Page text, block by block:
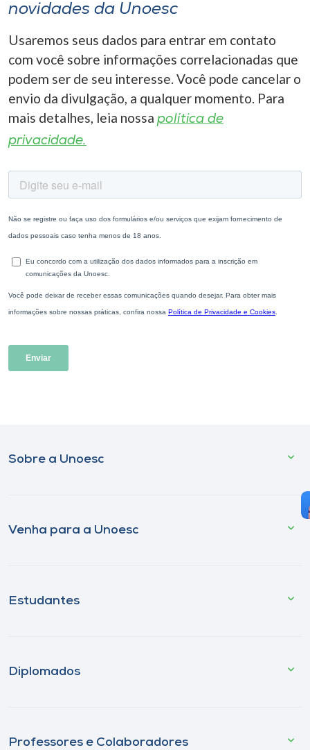
A-
novidades da Unoesc
Usaremos seus dados para entrar em contato
com você sobre informações correlacionadas que
podem ser de seu interesse. Você pode cancelar o
envio da divulgação, a qualquer momento. Para
mais detalhes, leia nossa política de
privacidade.
Sobre a Unoesc
Venha para a Unoesc
Estudantes
Diplomados
Professores e Colaboradores